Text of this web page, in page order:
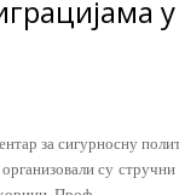
за сигурносну
су